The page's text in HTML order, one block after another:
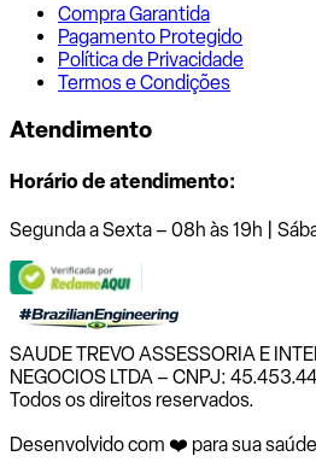
Compra Garantida
Pagamento Protegido
Política de Privacidade
Termos e Condições
Atendimento
Horário de atendimento:
Segunda a Sexta – 08h às 19h |
SAUDE TREVO ASSESSORIA E
NEGOCIOS LTDA – CNPJ:
Todos os direitos reservados.
Desenvolvido com ❤️ para sua saúde